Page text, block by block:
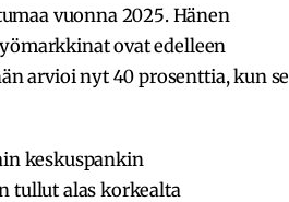
vuonna 2025. Hänen
ovat edelleen
arvioi nyt 40 prosenttia, kun se
keskuspankin
tullut alas korkealta